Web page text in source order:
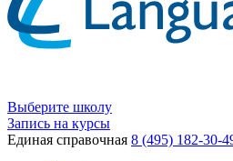
Выберите школу
Запись на курсы
Единая справочная 8 (495) 182-30-